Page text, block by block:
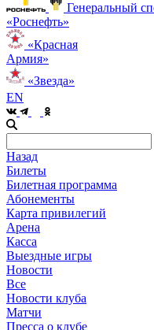
Генеральный
«Роснефть»
«Красная
Армия»
«Звезда»
EN
Назад
Билеты
Билетная программа
Абонементы
Карта привилегий
Арена
Касса
Выездные игры
Новости
Все
Новости клуба
Матчи
Пресса о клубе